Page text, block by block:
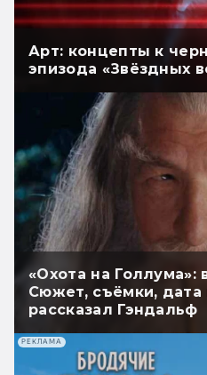
Арт: концепты к
эпизода «Звёздных
«Охота на Голлума»:
Сюжет, съёмки, дата
рассказал Гэндальф
РЕКЛАМА